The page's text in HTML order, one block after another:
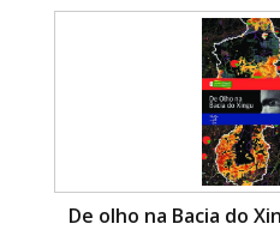
De olho na Bacia do